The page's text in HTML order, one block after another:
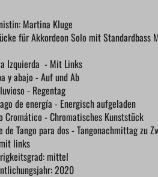
Martina Kluge
für Akkordeon Solo mit Standardbass
Izquierda - Mit Links
y abajo - Auf und Ab
- Regentag
de energía - Energisch aufgeladen
Cromático - Chromatisches Kunststück
de Tango para dos - Tangonachmittag zu
links
mittel
2020